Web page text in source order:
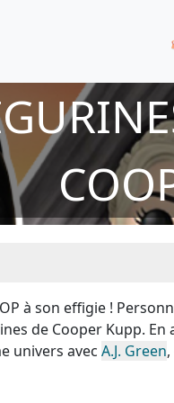
à son effigie !
de Cooper Kupp.
univers avec A.J. Green